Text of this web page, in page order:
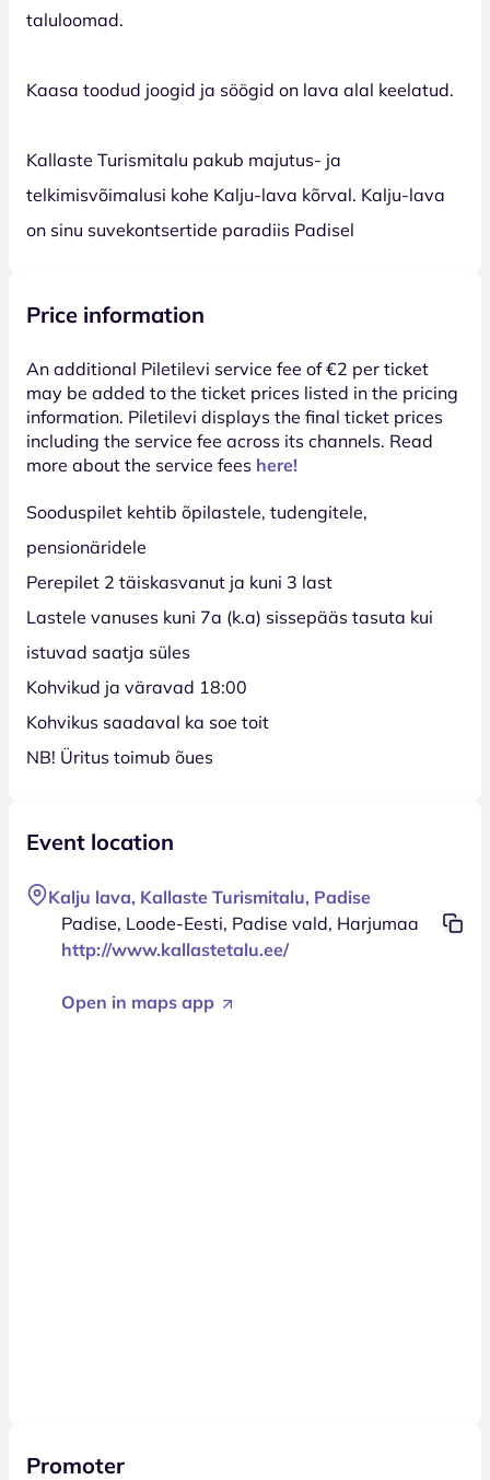
taluloomad.
Kaasa toodud joogid ja söögid on lava alal keelatud.
Kallaste Turismitalu pakub majutus- ja
telkimisvõimalusi kohe Kalju-lava kõrval. Kalju-lava
on sinu suvekontsertide paradiis Padisel
Price information
An additional Piletilevi service fee of €2 per ticket
may be added to the ticket prices listed in the pricing
information. Piletilevi displays the final ticket prices
including the service fee across its channels. Read
more about the service fees here!
Sooduspilet kehtib õpilastele, tudengitele,
pensionäridele
Perepilet 2 täiskasvanut ja kuni 3 last
Lastele vanuses kuni 7a (k.a) sissepääs tasuta kui
istuvad saatja süles
Kohvikud ja väravad 18:00
Kohvikus saadaval ka soe toit
NB! Üritus toimub õues
Event location
Kalju lava, Kallaste Turismitalu, Padise
Padise, Loode-Eesti, Padise vald, Harjumaa
http://www.kallastetalu.ee/
Open in maps app
Promoter